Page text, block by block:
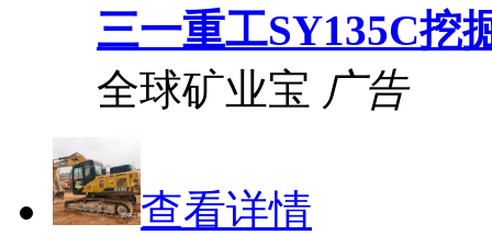
三一重工SY135C挖
全球矿业宝 广告
查看详情